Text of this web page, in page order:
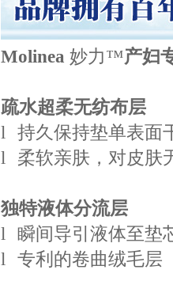
Molinea 妙力™产妇
疏水超柔无纺布层
l
持久保持垫单表面
l
柔软亲肤，对皮肤
独特液体分流层
l
瞬间导引液体至垫
l
专利的卷曲绒毛层